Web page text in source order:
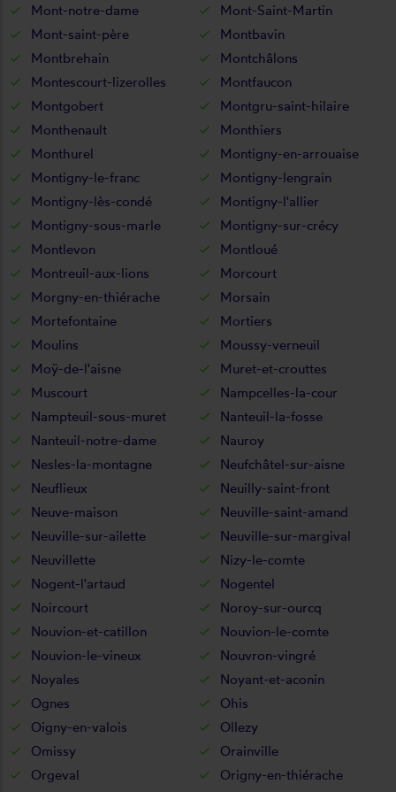
Mont-notre-dame
Mont-Saint-Martin
Mont-saint-père
Montbavin
Montbrehain
Montchâlons
Montescourt-lizerolles
Montfaucon
Montgobert
Montgru-saint-hilaire
Monthenault
Monthiers
Monthurel
Montigny-en-arrouaise
Montigny-le-franc
Montigny-lengrain
Montigny-lès-condé
Montigny-l'allier
Montigny-sous-marle
Montigny-sur-crécy
Montlevon
Montloué
Montreuil-aux-lions
Morcourt
Morgny-en-thiérache
Morsain
Mortefontaine
Mortiers
Moulins
Moussy-verneuil
Moÿ-de-l'aisne
Muret-et-crouttes
Muscourt
Nampcelles-la-cour
Nampteuil-sous-muret
Nanteuil-la-fosse
Nanteuil-notre-dame
Nauroy
Nesles-la-montagne
Neufchâtel-sur-aisne
Neuflieux
Neuilly-saint-front
Neuve-maison
Neuville-saint-amand
Neuville-sur-ailette
Neuville-sur-margival
Neuvillette
Nizy-le-comte
Nogent-l'artaud
Nogentel
Noircourt
Noroy-sur-ourcq
Nouvion-et-catillon
Nouvion-le-comte
Nouvion-le-vineux
Nouvron-vingré
Noyales
Noyant-et-aconin
Ognes
Ohis
Oigny-en-valois
Ollezy
Omissy
Orainville
Orgeval
Origny-en-thiérache